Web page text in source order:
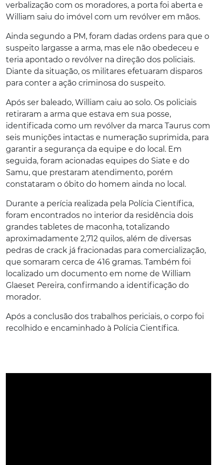
verbalização com os moradores, a porta foi aberta e
William saiu do imóvel com um revólver em mãos.
Ainda segundo a PM, foram dadas ordens para que o
suspeito largasse a arma, mas ele não obedeceu e
teria apontado o revólver na direção dos policiais.
Diante da situação, os militares efetuaram disparos
para conter a ação criminosa do suspeito.
Após ser baleado, William caiu ao solo. Os policiais
retiraram a arma que estava em sua posse,
identificada como um revólver da marca Taurus com
seis munições intactas e numeração suprimida, para
garantir a segurança da equipe e do local. Em
seguida, foram acionadas equipes do Siate e do
Samu, que prestaram atendimento, porém
constataram o óbito do homem ainda no local.
Durante a perícia realizada pela Polícia Científica,
foram encontrados no interior da residência dois
grandes tabletes de maconha, totalizando
aproximadamente 2,712 quilos, além de diversas
pedras de crack já fracionadas para comercialização,
que somaram cerca de 416 gramas. Também foi
localizado um documento em nome de William
Glaeset Pereira, confirmando a identificação do
morador.
Após a conclusão dos trabalhos periciais, o corpo foi
recolhido e encaminhado à Polícia Científica.